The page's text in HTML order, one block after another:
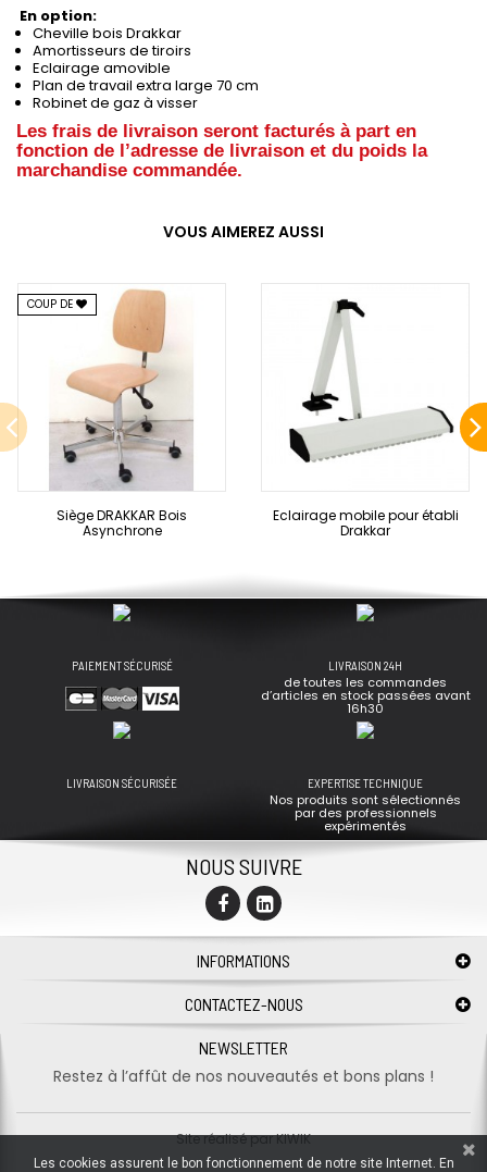
En option:
Cheville bois Drakkar
Amortisseurs de tiroirs
Eclairage amovible
Plan de travail extra large 70 cm
Robinet de gaz à visser
Les frais de livraison seront facturés à part en
fonction de l’adresse de livraison et du poids la
marchandise commandée.
VOUS AIMEREZ AUSSI
COUP DE
Siège DRAKKAR Bois
Asynchrone
Eclairage mobile pour établi
Drakkar
PAIEMENT SÉCURISÉ LIVRAISON 24H
de toutes les commandes
d’articles en stock passées avant
16h30
LIVRAISON SÉCURISÉE EXPERTISE TECHNIQUE
Nos produits sont sélectionnés
par des professionnels
expérimentés
NOUS SUIVRE
INFORMATIONS
CONTACTEZ-NOUS
NEWSLETTER
Restez à l’affût de nos nouveautés et bons plans !
Site réalisé parKIWIK
Les cookies assurent le bon fonctionnement de notre site Internet. En